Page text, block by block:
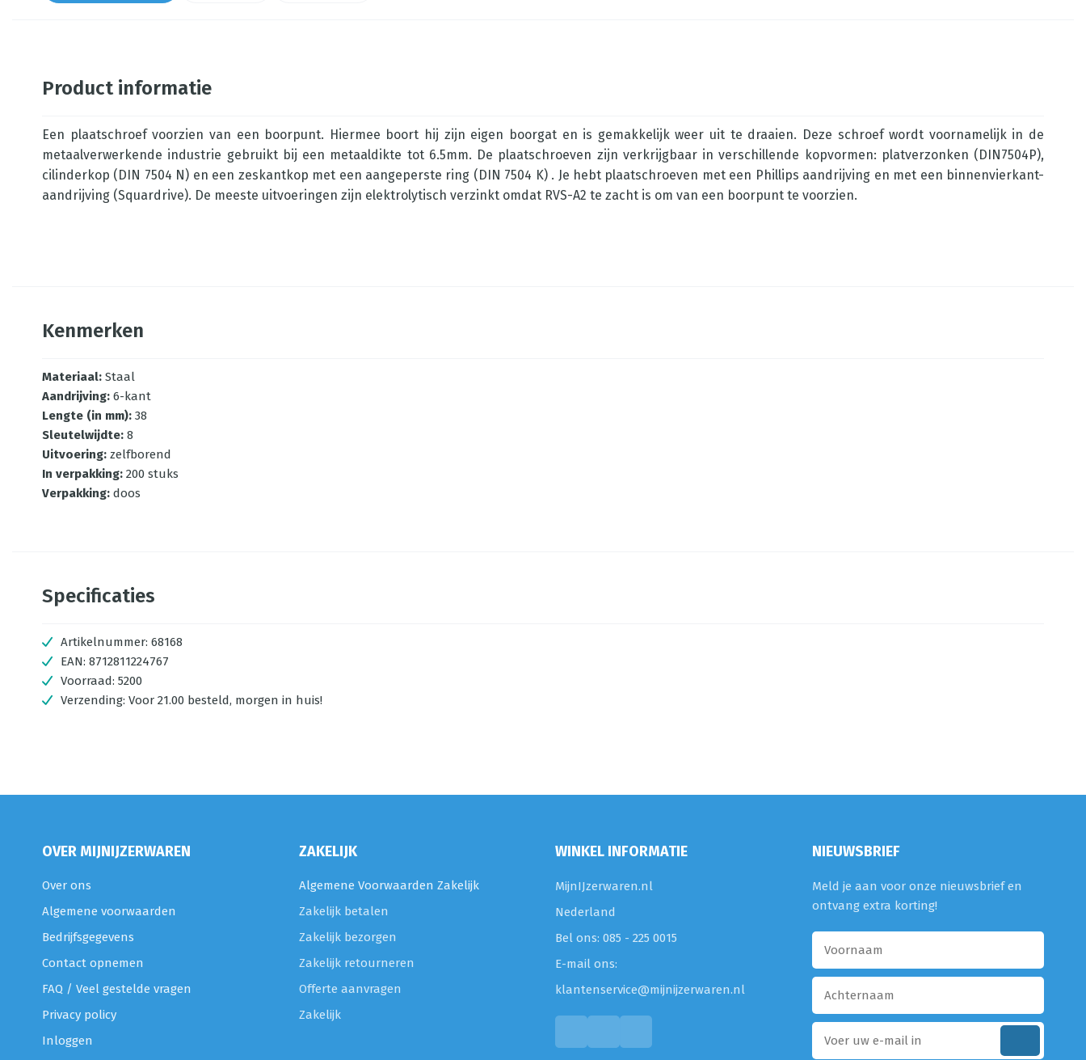
Product informatie
Een plaatschroef voorzien van een boorpunt. Hiermee boort hij zijn eigen boorgat en is gemakkelijk weer uit te draaien. Deze schroef wordt voornamelijk in de
metaalverwerkende industrie gebruikt bij een metaaldikte tot 6.5mm. De plaatschroeven zijn verkrijgbaar in verschillende kopvormen: platverzonken (DIN7504P),
cilinderkop (DIN 7504 N) en een zeskantkop met een aangeperste ring (DIN 7504 K) . Je hebt plaatschroeven met een Phillips aandrijving en met een binnenvierkant-
aandrijving (Squardrive). De meeste uitvoeringen zijn elektrolytisch verzinkt omdat RVS-A2 te zacht is om van een boorpunt te voorzien.
Kenmerken
Materiaal: Staal
Aandrijving: 6-kant
Lengte (in mm): 38
Sleutelwijdte: 8
Uitvoering: zelfborend
In verpakking: 200 stuks
Verpakking: doos
Specificaties
Artikelnummer: 68168
EAN: 8712811224767
Voorraad: 5200
Verzending: Voor 21.00 besteld, morgen in huis!
OVER MIJNIJZERWAREN
Over ons
Algemene voorwaarden
Bedrijfsgegevens
Contact opnemen
FAQ / Veel gestelde vragen
Privacy policy
Inloggen
ZAKELIJK
Algemene Voorwaarden Zakelijk
Zakelijk betalen
Zakelijk bezorgen
Zakelijk retourneren
Offerte aanvragen
Zakelijk
WINKEL INFORMATIE
MijnIJzerwaren.nl
Nederland
Bel ons: 085 - 225 0015
E-mail ons:
klantenservice@mijnijzerwaren.nl
NIEUWSBRIEF
Meld je aan voor onze nieuwsbrief en
ontvang extra korting!